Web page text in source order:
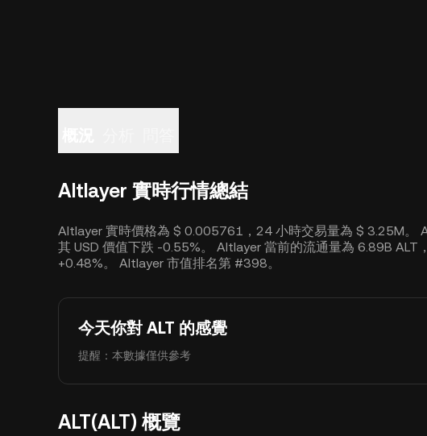
Altlayer 實時行情總結
Altlayer 實時價格為 $ 0.005761，24 小時交易量為 $ 3.25M。
其 USD 價值下跌 -0.55%。 Altlayer 當前的流通量為 6.89B ALT
+0.48%。 Altlayer 市值排名第 #398。
今天你對 ALT 的感覺
提醒：本數據僅供參考
ALT(ALT) 概覽